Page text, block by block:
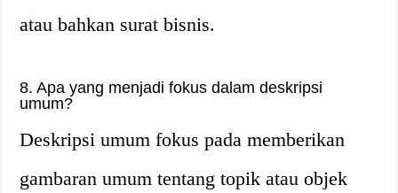
atau bahkan surat bisnis.
8. Apa yang menjadi fokus dalam deskripsi
umum?
Deskripsi umum fokus pada memberikan
gambaran umum tentang topik atau objek